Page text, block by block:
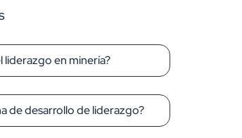
liderazgo en minería?
de desarrollo de liderazgo?